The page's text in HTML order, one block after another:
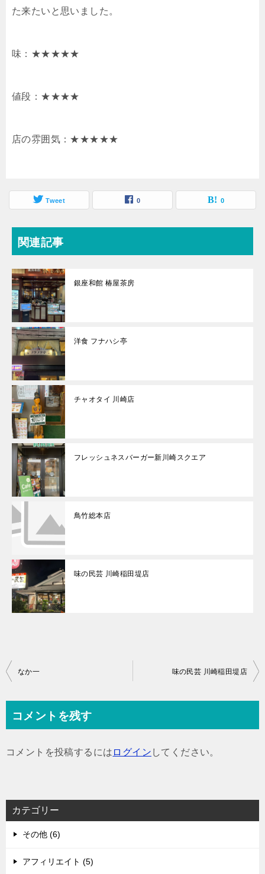
た来たいと思いました。
味：★★★★★
値段：★★★★
店の雰囲気：★★★★★
Tweet 0 0
関連記事
銀座和館 椿屋茶房
洋食 フナハシ亭
チャオタイ 川崎店
フレッシュネスバーガー新川崎スクエア
鳥竹総本店
味の民芸 川崎稲田堤店
投
ビ
ョ
ン
なか一 味の民芸 川崎稲田堤店
コメントを残す
コメントを投稿するには ログイン してください。
カテゴリー
その他 (6)
アフィリエイト (5)